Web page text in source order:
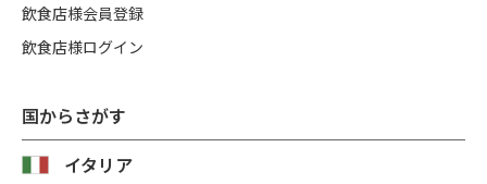
国からさがす
イタリア
飲食店様会員登録
飲食店様ログイン